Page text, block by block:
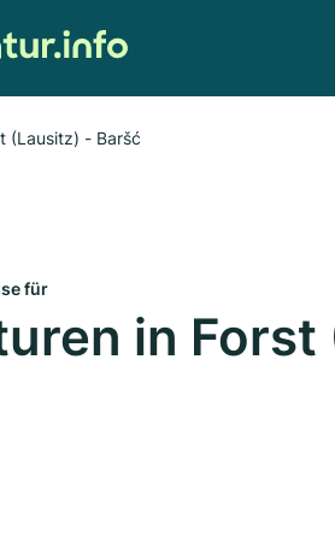
(Lausitz) - Baršć
für
in